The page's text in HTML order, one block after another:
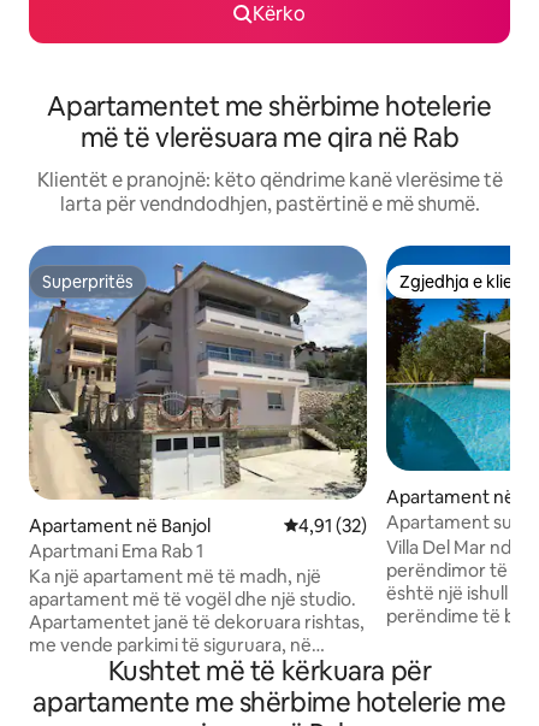
Kërko
Apartamentet me shërbime hotelerie
më të vlerësuara me qira në Rab
Klientët e pranojnë: këto qëndrime kanë vlerësime të
larta për vendndodhjen, pastërtinë e më shumë.
Superpritës
Superpritës
Apartament në Banjol Vlerësimi mesatar 4,91 nga 5,
4,91 (32)
Apartmani Ema Rab 1
Ka një apartament më të madh, një
apartament më të vogël dhe një studio.
Apartamentet janë të dekoruara rishtas,
me vende parkimi të siguruara, në
qendër . Pranë ACI marina, fushës së
futbollit, shkollës, plazhit 200 metra larg.
Aftësia për të përdorur barbekju në
Zgjedhja e
Zgjedhja e
Apartament në
Apartament
Villa Del Mar
perëndimor të
është një ishull
perëndime të
e vitit 2021, këto
nga deti me
orendi neutrale
Kushtet më të kërkuara për
apartamente me shërbime hotelerie me